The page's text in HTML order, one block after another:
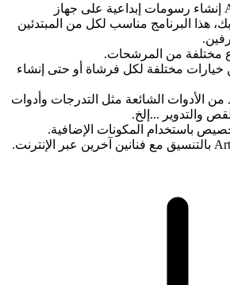
يتيح لك Artweaver إنشاء رسومات إبداعية على جهاز
هذا البرنامج مناسب لكل من المبتدئين
مختلفة من المرشحات.
خيارات مختلفة لكل فرشاة أو حتى إنشاء
من الأدوات الشائعة مثل التدرجات وأدوات
والتدوير ...إلخ.
باستخدام المكونات الإضافية.